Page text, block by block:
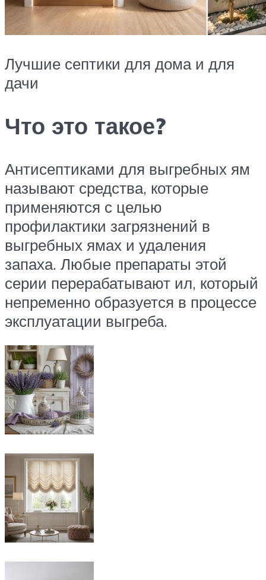
Лучшие септики для дома и для
дачи
Что это такое?
Антисептиками для выгребных ям
называют средства, которые
применяются с целью
профилактики загрязнений в
выгребных ямах и удаления
запаха. Любые препараты этой
серии перерабатывают ил, который
непременно образуется в процессе
эксплуатации выгреба.